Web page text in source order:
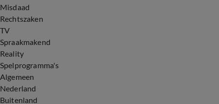
Misdaad
Rechtszaken
TV
Spraakmakend
Reality
Spelprogramma's
Algemeen
Nederland
Buitenland